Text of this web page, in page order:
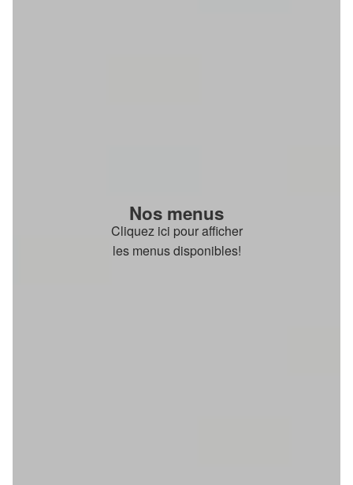
Nos menus
Cliquez ici pour afficher
les menus disponibles!